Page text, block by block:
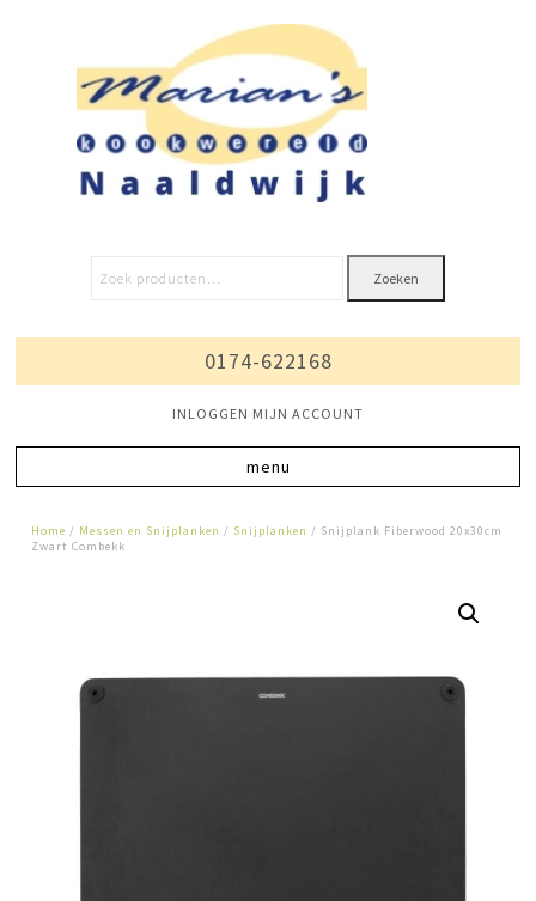
Zoeken
0174-622168
INLOGGEN MIJN ACCOUNT
Home / Messen en Snijplanken / Snijplanken / Snijplank Fiberwood 20x30cm
Zwart Combekk